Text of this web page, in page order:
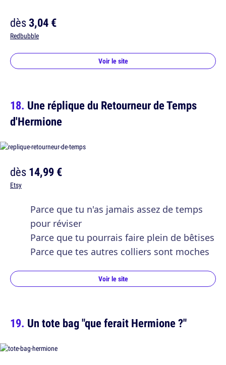
dès3,04 €
Redbubble
Voir le site
Une réplique du Retourneur de Temps
d'Hermione
dès14,99 €
Etsy
Parce que tu n'as jamais assez de temps
pour réviser
Parce que tu pourrais faire plein de bêtises
Parce que tes autres colliers sont moches
Voir le site
Un tote bag "que ferait Hermione ?"